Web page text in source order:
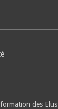
des Elus